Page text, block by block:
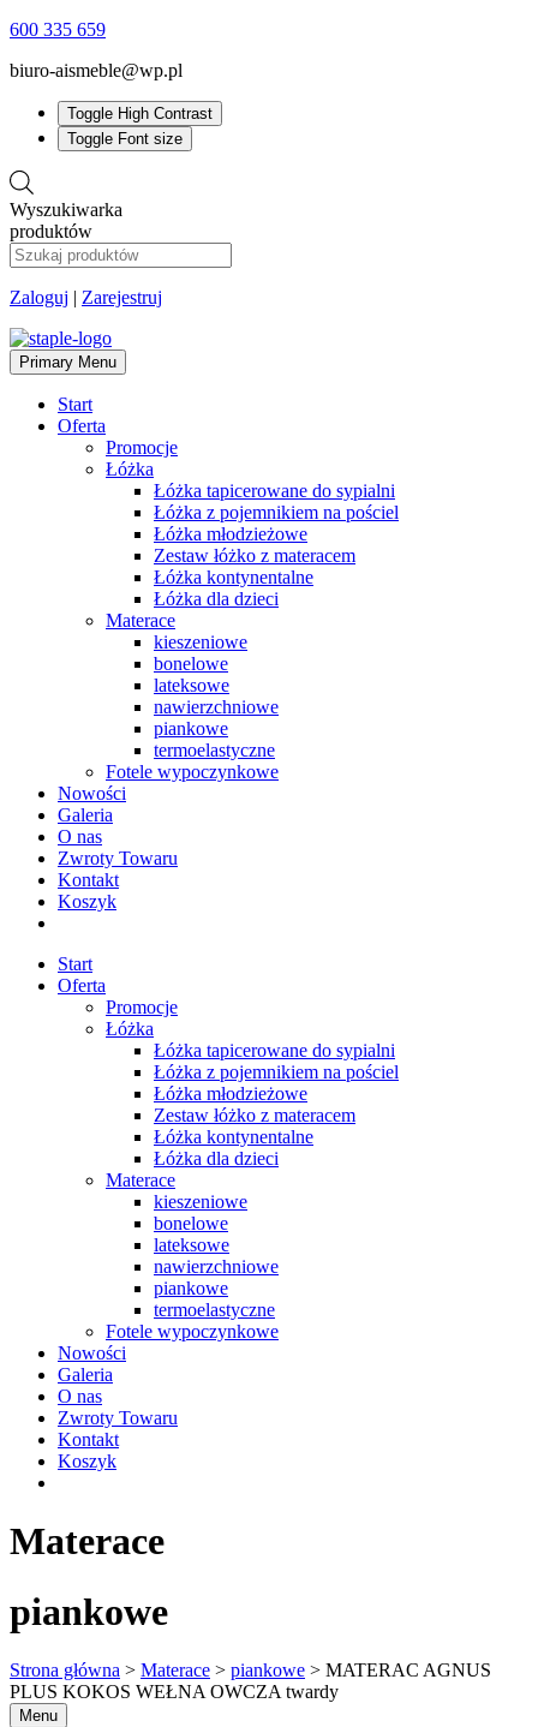
600 335 659
biuro-aismeble@wp.pl
Toggle High Contrast
Toggle Font size
Wyszukiwarka
produktów
Zaloguj | Zarejestruj
Primary Menu
Start
Oferta
Promocje
Łóżka
Łóżka tapicerowane do sypialni
Łóżka z pojemnikiem na pościel
Łóżka młodzieżowe
Zestaw łóżko z materacem
Łóżka kontynentalne
Łóżka dla dzieci
Materace
kieszeniowe
bonelowe
lateksowe
nawierzchniowe
piankowe
termoelastyczne
Fotele wypoczynkowe
Nowości
Galeria
O nas
Zwroty Towaru
Kontakt
Koszyk
Start
Oferta
Promocje
Łóżka
Łóżka tapicerowane do sypialni
Łóżka z pojemnikiem na pościel
Łóżka młodzieżowe
Zestaw łóżko z materacem
Łóżka kontynentalne
Łóżka dla dzieci
Materace
kieszeniowe
bonelowe
lateksowe
nawierzchniowe
piankowe
termoelastyczne
Fotele wypoczynkowe
Nowości
Galeria
O nas
Zwroty Towaru
Kontakt
Koszyk
Materace
piankowe
Strona główna > Materace > piankowe > MATERAC AGNUS
PLUS KOKOS WEŁNA OWCZA twardy
Menu